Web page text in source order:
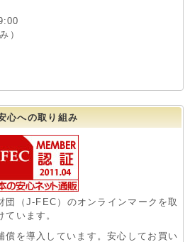
）
心への取り組み
団（J-FEC）のオンラインマークを取
います。
償を導入しています。安心してお買い